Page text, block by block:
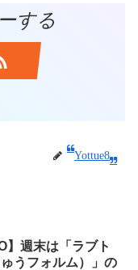
する
Yottue8
】週末は「ラブト
うフォルム）」の